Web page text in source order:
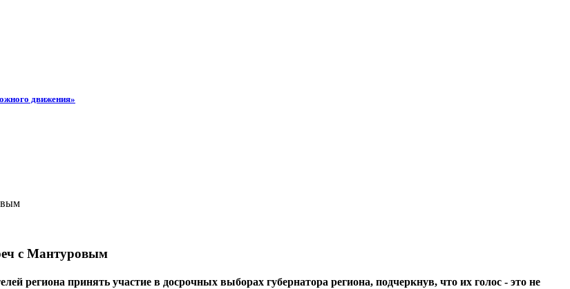
движения»
с Мантуровым
региона принять участие в досрочных выборах губернатора региона, подчеркнув, что их голос - это не